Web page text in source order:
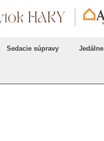
Sedacie súpravy Jedálne